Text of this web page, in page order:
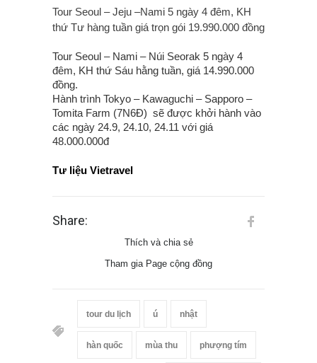
Tour Seoul – Jeju –Nami 5 ngày 4 đêm, KH
thứ Tư hàng tuần giá trọn gói 19.990.000 đồng
Tour Seoul – Nami – Núi Seorak 5 ngày 4
đêm, KH thứ Sáu hằng tuần, giá 14.990.000
đồng.
Hành trình Tokyo – Kawaguchi – Sapporo –
Tomita Farm (7N6Đ) sẽ được khởi hành vào
các ngày 24.9, 24.10, 24.11 với giá
48.000.000đ
Tư liệu Vietravel
Share:
Thích và chia sẻ
Tham gia Page cộng đồng
tour du lịch ú nhật
hàn quốc mùa thu phượng tím